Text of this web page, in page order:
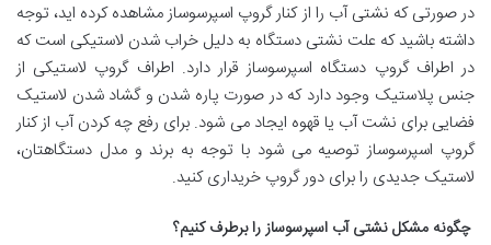
در صورتی که نشتی آب را از کنار گروپ اسپرسوساز مشاهده کرده اید، توجه
داشته باشید که علت نشتی دستگاه به دلیل خراب شدن لاستیکی است که
در اطراف گروپ دستگاه اسپرسوساز قرار دارد. اطراف گروپ لاستیکی از
جنس پلاستیک وجود دارد که در صورت پاره شدن و گشاد شدن لاستیک
فضایی برای نشت آب یا قهوه ایجاد می شود. برای رفع چه کردن آب از کنار
گروپ اسپرسوساز توصیه می شود با توجه به برند و مدل دستگاهتان،
لاستیک جدیدی را برای دور گروپ خریداری کنید.
چگونه مشکل نشتی آب اسپرسوساز را برطرف کنیم؟